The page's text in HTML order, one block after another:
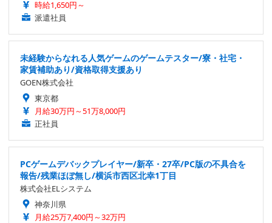
時給1,650円～
派遣社員
未経験からなれる人気ゲームのゲームテスター/寮・社宅・
家賃補助あり/資格取得支援あり
GOEN株式会社
東京都
月給30万円～51万8,000円
正社員
PCゲームデバックプレイヤー/新卒・27卒/PC版の不具合を
報告/残業ほぼ無し/横浜市西区北幸1丁目
株式会社ELシステム
神奈川県
月給25万7,400円～32万円